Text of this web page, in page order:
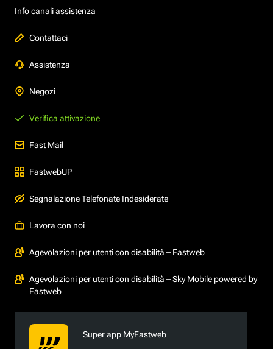
Info canali assistenza
Contattaci
Assistenza
Negozi
Verifica attivazione
Fast Mail
FastwebUP
Segnalazione Telefonate Indesiderate
Lavora con noi
Agevolazioni per utenti con disabilità – Fastweb
Agevolazioni per utenti con disabilità – Sky Mobile powered by
Fastweb
Super app MyFastweb